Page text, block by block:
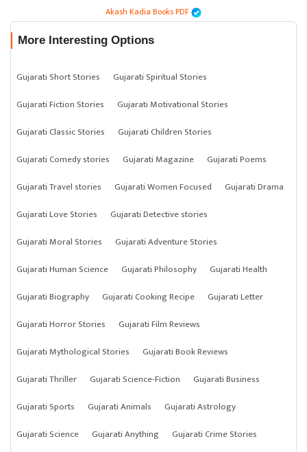
Akash Kadia Books PDF
More Interesting Options
Gujarati Short Stories
Gujarati Spiritual Stories
Gujarati Fiction Stories
Gujarati Motivational Stories
Gujarati Classic Stories
Gujarati Children Stories
Gujarati Comedy stories
Gujarati Magazine
Gujarati Poems
Gujarati Travel stories
Gujarati Women Focused
Gujarati Drama
Gujarati Love Stories
Gujarati Detective stories
Gujarati Moral Stories
Gujarati Adventure Stories
Gujarati Human Science
Gujarati Philosophy
Gujarati Health
Gujarati Biography
Gujarati Cooking Recipe
Gujarati Letter
Gujarati Horror Stories
Gujarati Film Reviews
Gujarati Mythological Stories
Gujarati Book Reviews
Gujarati Thriller
Gujarati Science-Fiction
Gujarati Business
Gujarati Sports
Gujarati Animals
Gujarati Astrology
Gujarati Science
Gujarati Anything Gujarati Crime Stories